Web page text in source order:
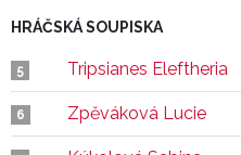
HRÁČSKÁ SOUPISKA
5 Tripsianes Eleftheria
6 Zpěváková Lucie